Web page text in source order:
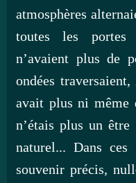
atmosphères
toutes les
n’avaient plus de
ondées
avait plus ni même
n’étais plus un
naturel... Dans ces
souvenir précis,